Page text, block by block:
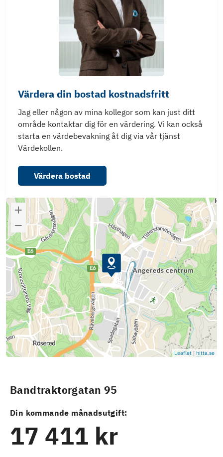
Värdera din bostad kostnadsfritt
Jag eller någon av mina kollegor som kan just ditt
område kontaktar dig för en värdering. Vi kan också
starta en värdebevakning åt dig via vår tjänst
Värdekollen.
Värdera bostad
Leaflet | hitta.se
Bandtraktorgatan 95
Din kommande månadsutgift:
17 411 kr